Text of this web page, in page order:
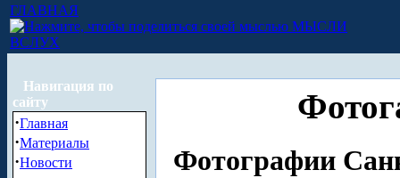
ГЛАВНАЯ
МЫСЛИ
ВСЛУХ
Навигация по
сайту
·Главная
·Материалы
·Новости Фотографии